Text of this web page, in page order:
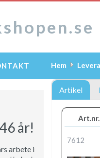
år!
arbete i
Hem
Artikel
Art.nr.
7612